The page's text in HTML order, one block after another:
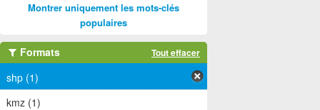
Montrer uniquement les mots-clés
populaires
Formats Tout effacer
shp (1)
kmz (1)